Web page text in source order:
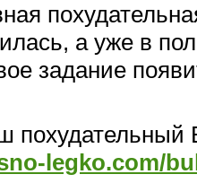
а уже в
задание
похудательный
legko.com/